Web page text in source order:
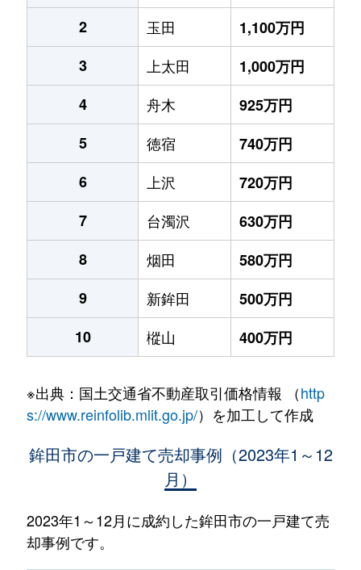
2
玉田
1,100万円
3
上太田
1,000万円
4
舟木
925万円
5
徳宿
740万円
6
上沢
720万円
7
台濁沢
630万円
8
烟田
580万円
9
新鉾田
500万円
10
樅山 400万円
※出典：国土交通省不動産取引価格情報 （http
s://www.reinfolib.mlit.go.jp/）を加工して作成
鉾田市の一戸建て売却事例（2023年1～12
月）
2023年1～12月に成約した鉾田市の一戸建て売
却事例です。